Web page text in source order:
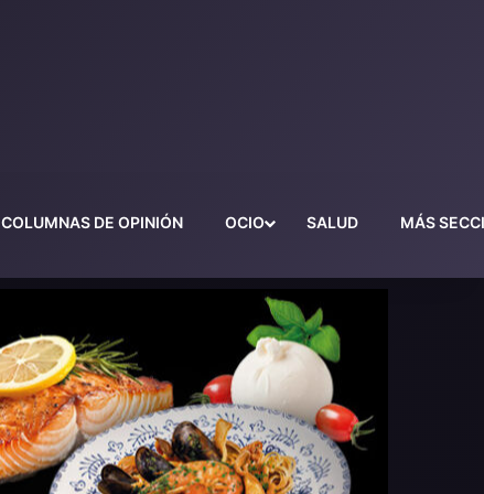
COLUMNAS DE OPINIÓN OCIO SALUD MÁS